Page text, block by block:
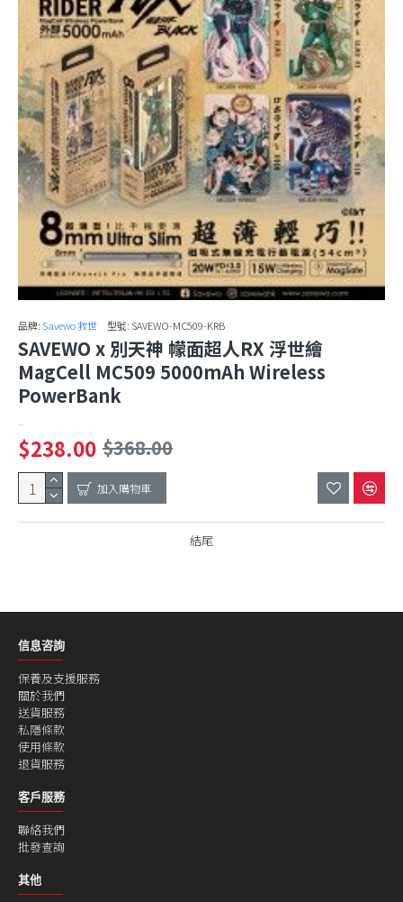
品牌: Savewo 救世 型號: SAVEWO-MC509-KRB
SAVEWO x 別天神 幪面超人RX 浮世繪
MagCell MC509 5000mAh Wireless
PowerBank
..
$238.00 $368.00
加入購物車
結尾
信息咨詢
保養及支援服務
關於我們
送貨服務
私隱條款
使用條款
退貨服務
客戶服務
聯絡我們
批發查詢
其他